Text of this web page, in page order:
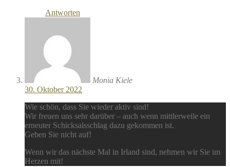
Antworten
Monia Kiele
30. Oktober 2022
Wie schön, dass Sie wieder aktiv sind!
Wir freuen uns sehr darüber – auch wenn mittlerweile ein
erneuter Schicksalsschlag dazu gekommen ist.
Geben Sie nicht auf!
Wenn wir das nächste Mal in Irland sind, nehmen wir Sie im
Herzen mit!